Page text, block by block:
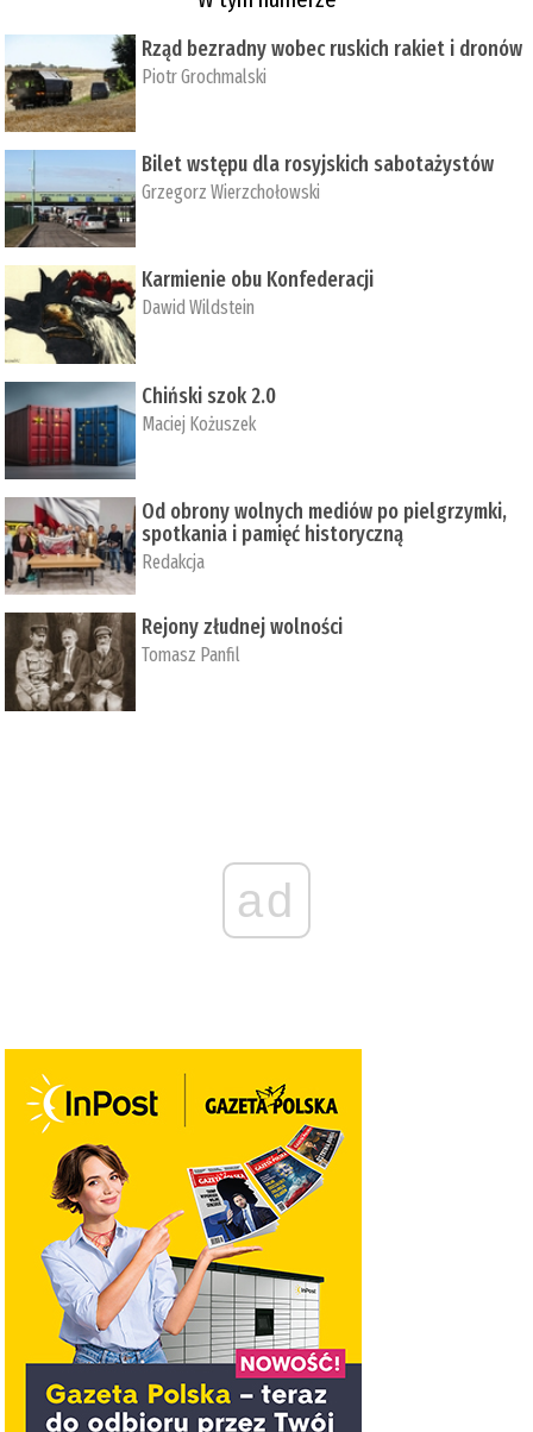
Rząd bezradny wobec ruskich rakiet i dronów
Piotr Grochmalski
Bilet wstępu dla rosyjskich sabotażystów
Grzegorz Wierzchołowski
Karmienie obu Konfederacji
Dawid Wildstein
Chiński szok 2.0
Maciej Kożuszek
Od obrony wolnych mediów po pielgrzymki,
spotkania i pamięć historyczną
Redakcja
Rejony złudnej wolności
Tomasz Panfil
ad